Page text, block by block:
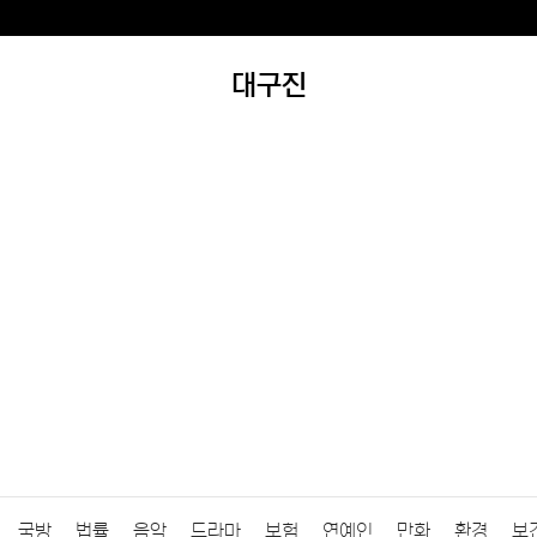
대구진
국방 법률 음악 드라마 보험 연예인 만화 환경 보